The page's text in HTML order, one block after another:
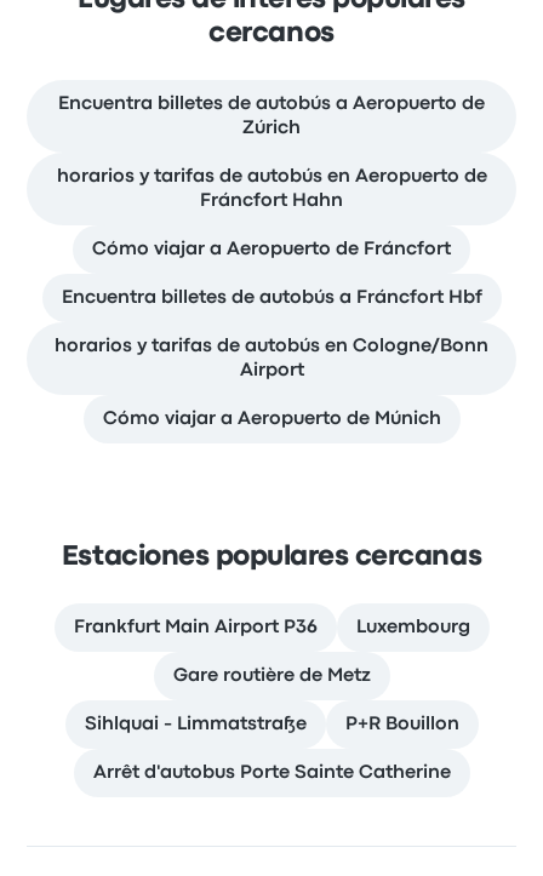
cercanos
Encuentra billetes de autobús a Aeropuerto de
Zúrich
horarios y tarifas de autobús en Aeropuerto de
Fráncfort Hahn
Cómo viajar a Aeropuerto de Fráncfort
Encuentra billetes de autobús a Fráncfort Hbf
horarios y tarifas de autobús en Cologne/Bonn
Airport
Cómo viajar a Aeropuerto de Múnich
Estaciones populares cercanas
Frankfurt Main Airport P36 Luxembourg
Gare routière de Metz
Sihlquai - Limmatstraße P+R Bouillon
Arrêt d'autobus Porte Sainte Catherine